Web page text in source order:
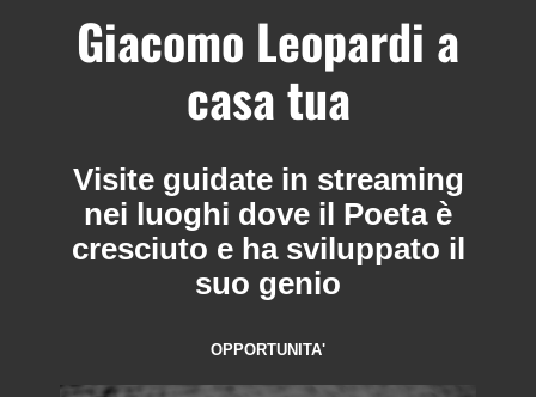
Centro #Kairos
PGZ Pergine e Valle
del Fersina
Eventi e News
Contatti
Giacomo Leopardi a
casa tua
Visite guidate in streaming
nei luoghi dove il Poeta è
cresciuto e ha sviluppato il
suo genio
OPPORTUNITA'